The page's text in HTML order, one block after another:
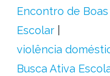
Encontro de
Escolar
violência
Busca Ativa